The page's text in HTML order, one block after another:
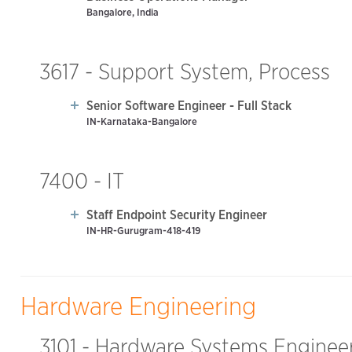
Bangalore, India
3617 - Support System, Process
Senior Software Engineer - Full Stack
IN-Karnataka-Bangalore
7400 - IT
Staff Endpoint Security Engineer
IN-HR-Gurugram-418-419
Hardware Engineering
3101 - Hardware Systems